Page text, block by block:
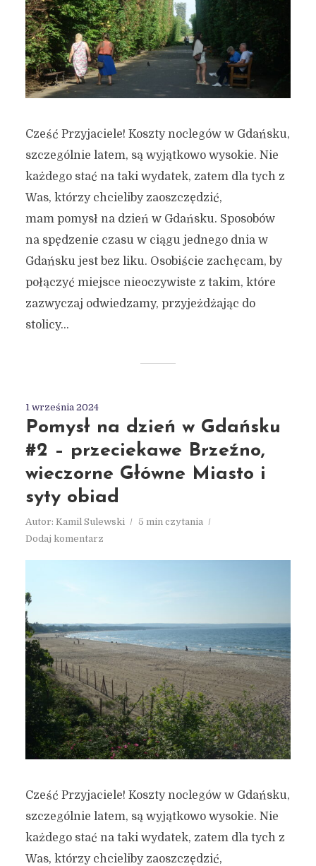
Cześć Przyjaciele! Koszty noclegów w Gdańsku,
szczególnie latem, są wyjątkowo wysokie. Nie
każdego stać na taki wydatek, zatem dla tych z
Was, którzy chcieliby zaoszczędzić,
mam pomysł na dzień w Gdańsku. Sposobów
na spędzenie czasu w ciągu jednego dnia w
Gdańsku jest bez liku. Osobiście zachęcam, by
połączyć miejsce nieoczywiste z takim, które
zazwyczaj odwiedzamy, przyjeżdżając do
stolicy...
1 września 2024
Pomysł na dzień w Gdańsku
#2 – przeciekawe Brzeźno,
wieczorne Główne Miasto i
syty obiad
Autor: Kamil Sulewski
5 min czytania
Dodaj komentarz
Cześć Przyjaciele! Koszty noclegów w Gdańsku,
szczególnie latem, są wyjątkowo wysokie. Nie
każdego stać na taki wydatek, zatem dla tych z
Was, którzy chcieliby zaoszczędzić,